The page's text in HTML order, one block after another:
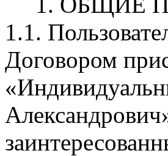
1.1.
Договором